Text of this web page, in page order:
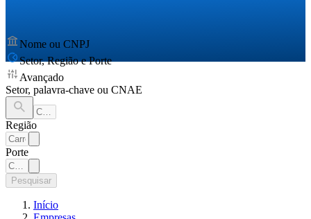
Nome ou CNPJ
Setor, Região e Porte
Avançado
Setor, palavra-chave ou CNAE
Região
Porte
Pesquisar
Início